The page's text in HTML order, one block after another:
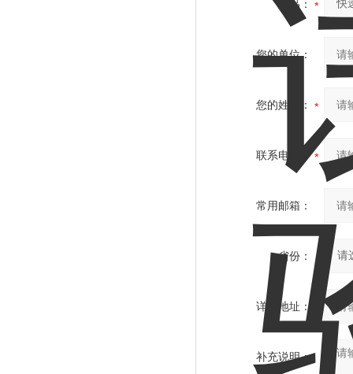
产品：
您的单位：
您的姓名：
联系电话：
常用邮箱：
省份：
详细地址：
补充说明：